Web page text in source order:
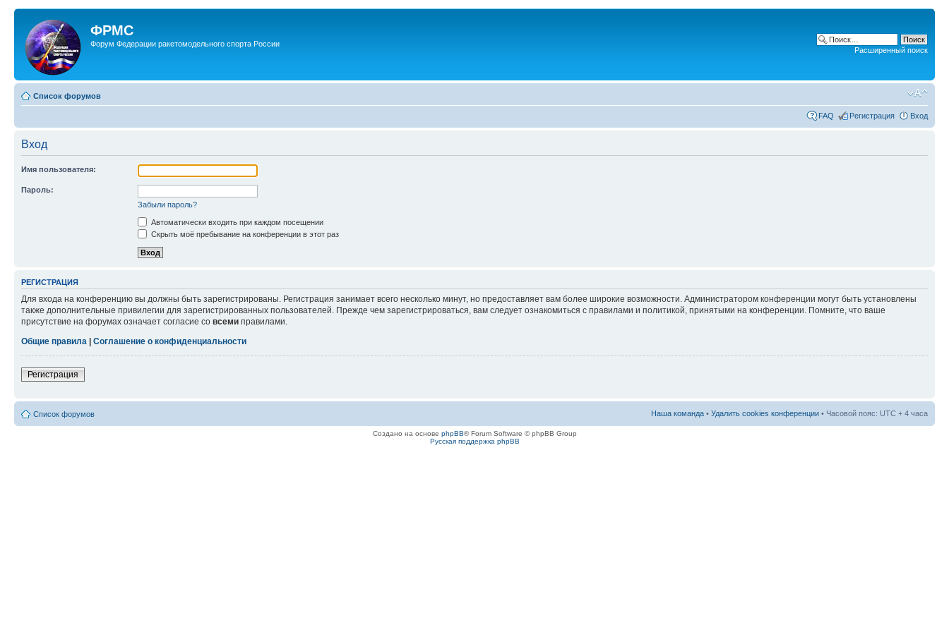
ФРМС
Форум Федерации ракетомодельного спорта России
Расширенный поиск
Список форумов
FAQ Регистрация Вход
Вход
Имя пользователя:
Пароль:
Забыли пароль?
Автоматически входить при каждом посещении
Скрыть моё пребывание на конференции в этот раз
РЕГИСТРАЦИЯ
Для входа на конференцию вы должны быть зарегистрированы. Регистрация занимает всего несколько минут, но предоставляет вам более широкие возможности. Администратором конференции могут быть установлены
также дополнительные привилегии для зарегистрированных пользователей. Прежде чем зарегистрироваться, вам следует ознакомиться с правилами и политикой, принятыми на конференции. Помните, что ваше
присутствие на форумах означает согласие со всеми правилами.
Общие правила | Соглашение о конфиденциальности
Регистрация
Список форумов Наша команда • Удалить cookies конференции • Часовой пояс: UTC + 4 часа
Создано на основе phpBB® Forum Software © phpBB Group
Русская поддержка phpBB